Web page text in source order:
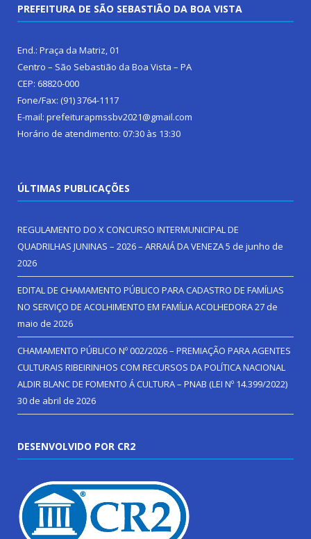
PREFEITURA DE SÃO SEBASTIÃO DA BOA VISTA
End.: Praça da Matriz, 01
Centro – São Sebastião da Boa Vista – PA
CEP: 68820-000
Fone/Fax: (91) 3764-1117
E-mail: prefeiturapmssbv2021@gmail.com
Horário de atendimento: 07:30 às 13:30
ÚLTIMAS PUBLICAÇÕES
REGULAMENTO DO X CONCURSO INTERMUNICIPAL DE
QUADRILHAS JUNINAS – 2026 – ARRAIÁ DA VENEZA5 de junho de
2026
EDITAL DE CHAMAMENTO PÚBLICO PARA CADASTRO DE FAMÍLIAS
NO SERVIÇO DE ACOLHIMENTO EM FAMÍLIA ACOLHEDORA27 de
maio de 2026
CHAMAMENTO PÚBLICO Nº 002/2026 – PREMIAÇÃO PARA AGENTES
CULTURAIS RIBEIRINHOS COM RECURSOS DA POLÍTICA NACIONAL
ALDIR BLANC DE FOMENTO Á CULTURA – PNAB (LEI Nº 14.399/2022)
30 de abril de 2026
DESENVOLVIDO POR CR2